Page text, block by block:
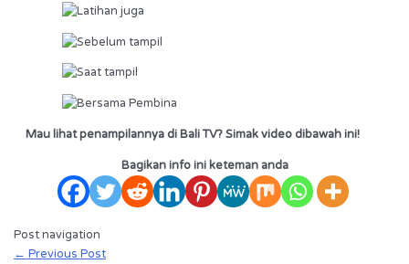
Mau lihat penampilannya di Bali TV? Simak video dibawah ini!
Bagikan info ini keteman anda
Post navigation
← Previous Post